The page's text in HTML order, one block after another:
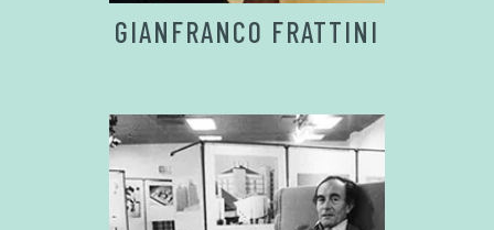
GIANFRANCO FRATTINI